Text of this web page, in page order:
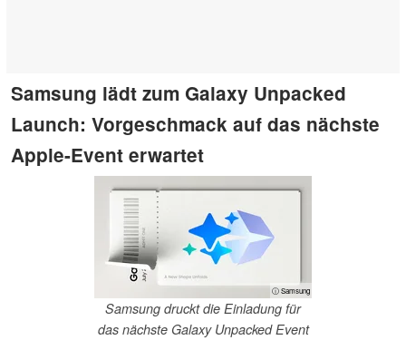
Samsung lädt zum Galaxy Unpacked
Launch: Vorgeschmack auf das nächste
Apple-Event erwartet
ⓘ Samsung
Samsung druckt die Einladung für
das nächste Galaxy Unpacked Event